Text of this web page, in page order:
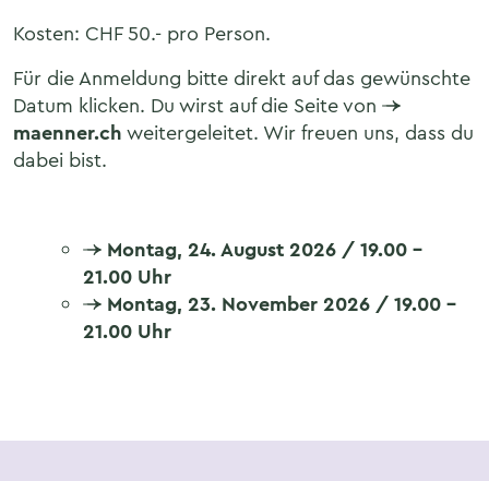
Kosten: CHF 50.- pro Person.
Für die Anmeldung bitte direkt auf das gewünschte
Datum klicken. Du wirst auf die Seite von
maenner.chweitergeleitet. Wir freuen uns, dass du
dabei bist.
Montag, 24. August 2026 / 19.00 –
21.00 Uhr
Montag, 23. November 2026 / 19.00 –
21.00 Uhr